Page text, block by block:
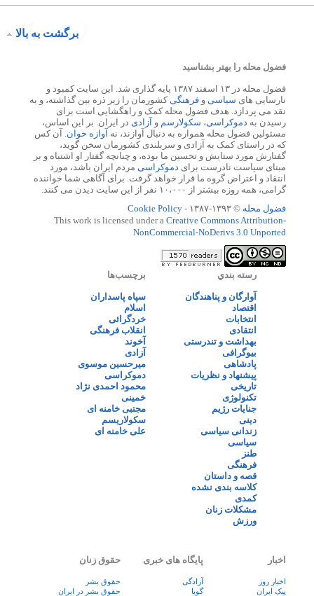
برگشت به بالا
فضول محله را بهتر بشناسید
فضول محله در ۱۳ اسفند ۱۳۸۷ پایه گذاری شد. این سایت کمبود و
نارسایی های سیاسی و فرهنگیکشورمان را زیر ذره بین گذاشته، و به
نقد می پردازد. هدف فضول محله کمک و راهگشایی است برای
رسیدن به دموکراسی، سکولارسم و آزادی در ایران. بر این اساس،
مسئولین فضول محله همواره به دنبال آوازند، نه آوازه خوان. آن کس
که در راستای کمک به آزادی و سربلندی کشورمان سخن گوید،
گفتارش مورد ستایش و تحسین ما بوده، و چنانچه گفتار او اشتباه و بر
مبنای سیاست نادرست برای دموکراسی مردم ایران باشد، مورد
انتقاد و اعتراض گروه ما قرار خواهد گرفت. برای آگاهی شما خواننده
گرامی، همه روزه بیشتر از ۱۰،۰۰۰ نفر از این سایت دیدن می کنند.
فضول محله © ۱۳۹۳-۱۳۸۷ -
Cookie Policy
This work is licensed under a Creative Commons Attribution-
NonCommercial-NoDerivs 3.0 Unported
رسته بندي
آوارگان و پناهندگان
اقتصاد
انتخابات
انتقادی
بهداشت و تندرستی
بیوگرافی
پادشاهی
پیشنهاد و نظریات
تاریخی
تکنولوژی
جنایات رژیم
دینی
زندانی سیاسی
سیاسی
طنز
فرهنگی
قصه و داستان
کلاسه بندی نشده
کمدی
مشکلات زنان
ورزش
برچسب‌ها
سپاه پاسداران
اسلام
خردگرائی
انقلاب فرهنگی
آخوند
آزادی
میرحسین موسوی
دموکراسی
محمود احمدی نژاد
خمینی
مجتبی خامنه ای
سکولاریسم
علی خامنه ای
اخبار
اخبار روز
پيک ايران
پایگاه های خبری
آزادگی
گویا
حقوق زنان
حقوق بشر
حقوق بشر در ایران